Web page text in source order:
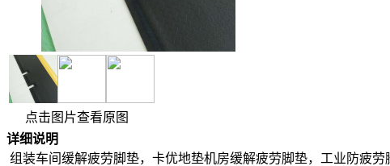
点击图片查看原图
详细说明
组装车间缓解疲劳脚垫，卡优地垫机房缓解疲劳脚垫，工业防疲